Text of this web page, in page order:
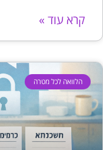
קרא עוד »
הלוואה לכל מטרה